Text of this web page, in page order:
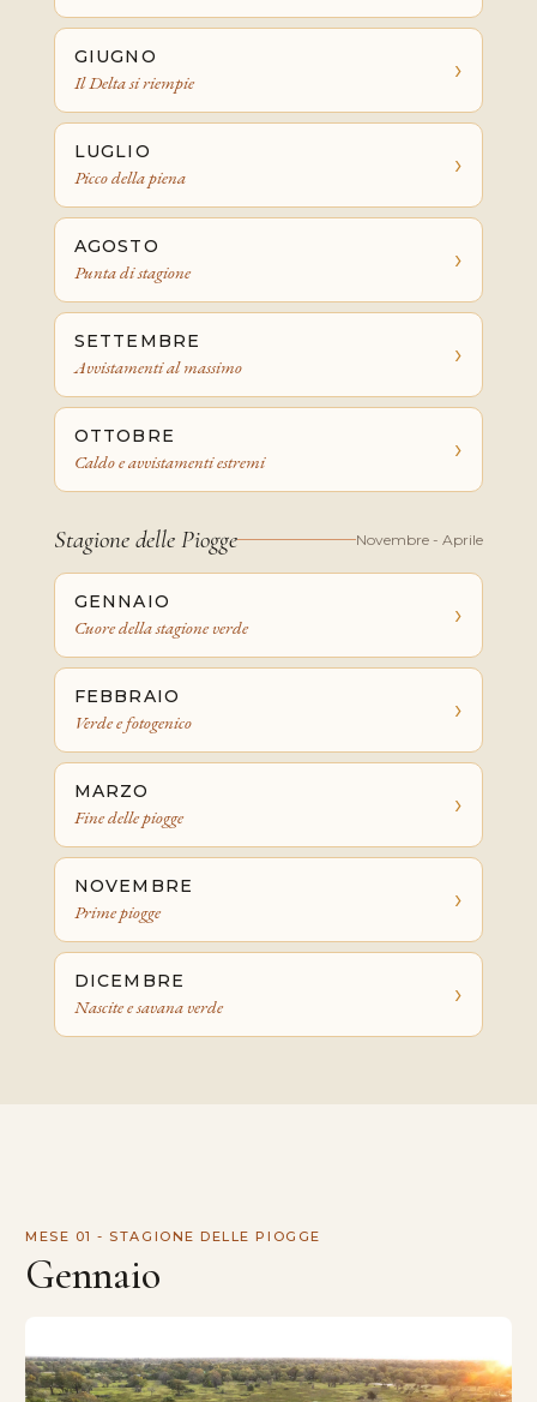
GIUGNO
Il Delta si riempie ›
LUGLIO
Picco della piena ›
AGOSTO
Punta di stagione ›
SETTEMBRE
Avvistamenti al massimo ›
OTTOBRE
Caldo e avvistamenti estremi ›
Stagione delle Piogge Novembre - Aprile
GENNAIO
Cuore della stagione verde ›
FEBBRAIO
Verde e fotogenico ›
MARZO
Fine delle piogge ›
NOVEMBRE
Prime piogge ›
DICEMBRE
Nascite e savana verde ›
MESE 01 - STAGIONE DELLE PIOGGE
Gennaio